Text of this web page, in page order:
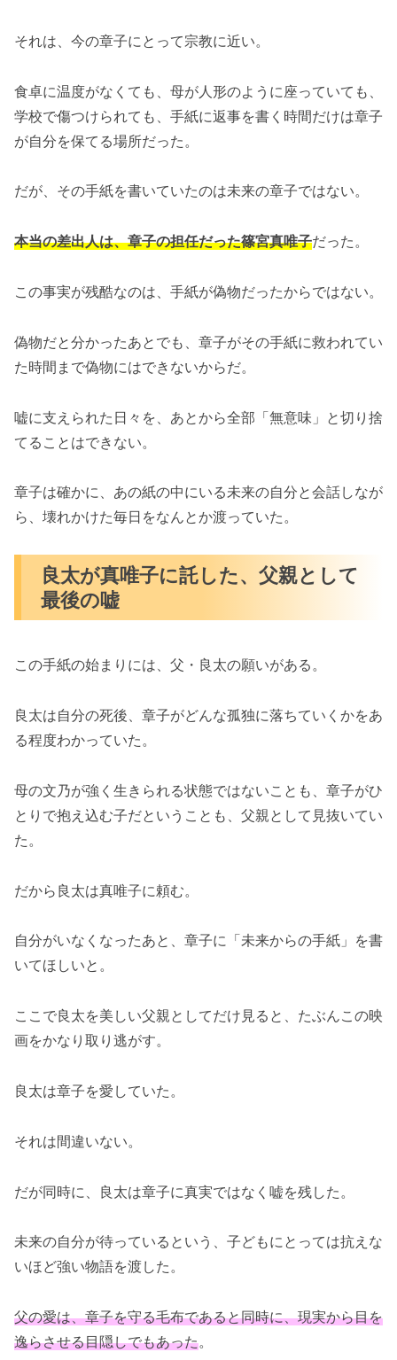
それは、今の章子にとって宗教に近い。
食卓に温度がなくても、母が人形のように座っていても、
学校で傷つけられても、手紙に返事を書く時間だけは章子
が自分を保てる場所だった。
だが、その手紙を書いていたのは未来の章子ではない。
本当の差出人は、章子の担任だった篠宮真唯子だった。
この事実が残酷なのは、手紙が偽物だったからではない。
偽物だと分かったあとでも、章子がその手紙に救われてい
た時間まで偽物にはできないからだ。
嘘に支えられた日々を、あとから全部「無意味」と切り捨
てることはできない。
章子は確かに、あの紙の中にいる未来の自分と会話しなが
ら、壊れかけた毎日をなんとか渡っていた。
良太が真唯子に託した、父親として
最後の嘘
この手紙の始まりには、父・良太の願いがある。
良太は自分の死後、章子がどんな孤独に落ちていくかをあ
る程度わかっていた。
母の文乃が強く生きられる状態ではないことも、章子がひ
とりで抱え込む子だということも、父親として見抜いてい
た。
だから良太は真唯子に頼む。
自分がいなくなったあと、章子に「未来からの手紙」を書
いてほしいと。
ここで良太を美しい父親としてだけ見ると、たぶんこの映
画をかなり取り逃がす。
良太は章子を愛していた。
それは間違いない。
だが同時に、良太は章子に真実ではなく嘘を残した。
未来の自分が待っているという、子どもにとっては抗えな
いほど強い物語を渡した。
父の愛は、章子を守る毛布であると同時に、現実から目を
逸らさせる目隠しでもあった。